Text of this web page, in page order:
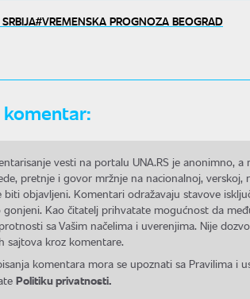
VREMENSKA PROGNOZA BEOGRAD
vesti na portalu UNA.RS je anonimno,
pretnje i govor mržnje na nacionalnoj,
biti objavljeni. Komentari odražavaju stavove
Kao čitatelj prihvatate mogućnost da
sa Vašim načelima i uverenjima. Nije
sajtova kroz komentare.
komentara mora se upoznati sa Pravilima i
Politiku privatnosti.